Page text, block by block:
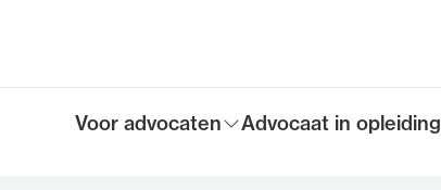
Toon submenu voor
Voor advocaten
Toon submenu voor
Advocaat in opleiding